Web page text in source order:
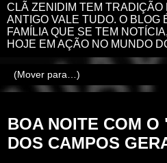
CLÃ ZENIDIM TEM
ANTIGO VALE TUDO. O BLOG
FAMÍLIA QUE SE TEM
HOJE EM AÇÃO NO MUNDO
BOA NOITE COM O
DOS CAMPOS